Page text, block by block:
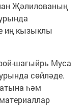
Җәлилованың
иң кызыклы
шагыйрь Муса
сөйләде.
һәм